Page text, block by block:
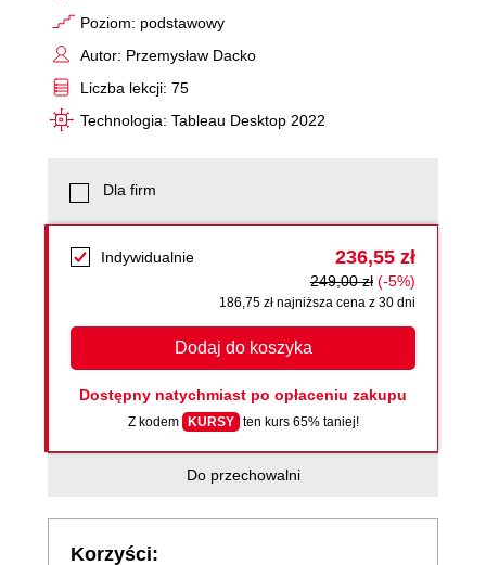
Poziom: podstawowy
Autor: Przemysław Dacko
Liczba lekcji: 75
Technologia: Tableau Desktop 2022
Dla firm
Indywidualnie 236,55 zł
249,00 zł (-5%)
186,75 zł najniższa cena z 30 dni
Dodaj do koszyka
Dostępny natychmiast po opłaceniu zakupu
Z kodem KURSY ten kurs 65% taniej!
Do przechowalni
Korzyści: